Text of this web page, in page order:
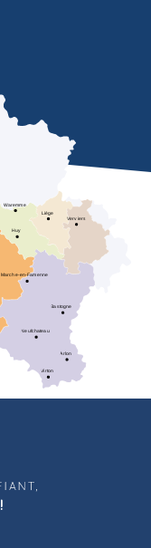
Verviers
Liège
Waremme
Huy
Marche-en-Famenne
Bastogne
Neufchateau
Virton
Arlon